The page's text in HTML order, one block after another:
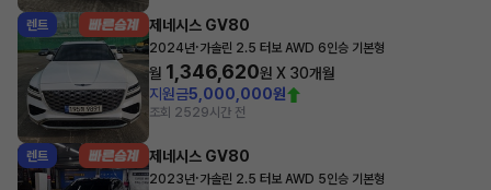
렌트 제네시스 GV80
2024년·가솔린 2.5 터보 AWD 6인승 기본형
월 1,346,620원 X 30개월
지원금5,000,000원
조회 2529시간 전
렌트 제네시스 GV80
2023년·가솔린 2.5 터보 AWD 5인승 기본형